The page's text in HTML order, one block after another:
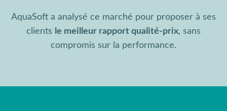
AquaSoft a analysé ce marché pour proposer à ses
clients le meilleur rapport qualité-prix, sans
compromis sur la performance.